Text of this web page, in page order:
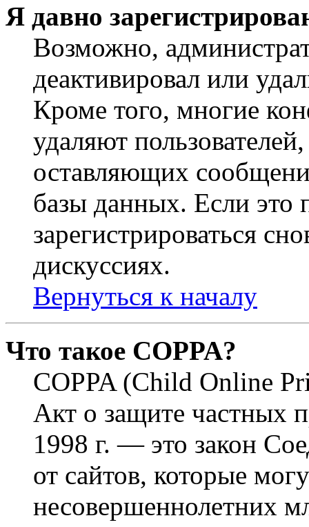
Я давно
Возможно,
деактивировал или
Кроме того, многие
удаляют
оставляющих
базы данных. Если это
зарегистрироваться
дискуссиях.
Вернуться к началу
Что такое COPPA?
COPPA (Child Online
Акт о защите частных
1998 г. — это закон
от сайтов, которые
несовершеннолетних